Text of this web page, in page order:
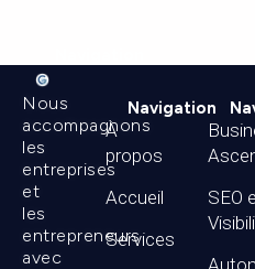
Nous
accompagnons
les
entreprises
et
les
entrepreneurs
avec
Navigation
À
propos
Accueil
Services
SEO